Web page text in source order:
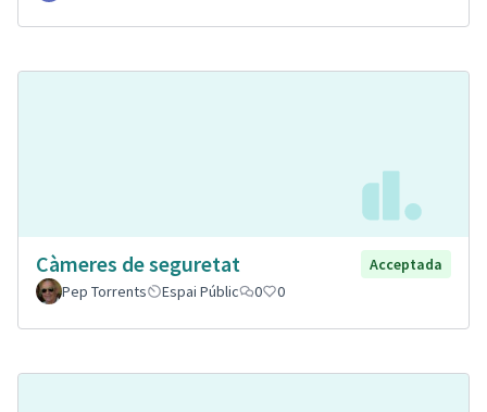
Càmeres de seguretat
Acceptada
Pep Torrents
Espai Públic 0 0